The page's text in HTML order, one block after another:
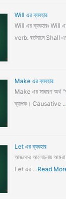
Will এর ব্যবহার
Will এর ব্যবহারঃ
verb. বর্তমানে Shall
Make এর ব্যবহার
Make এর সাধারণ অর্থ
ব্যাপক। Causative
Let এর ব্যবহার
আজকের আলোচনায় আমরা
Let এর …Read